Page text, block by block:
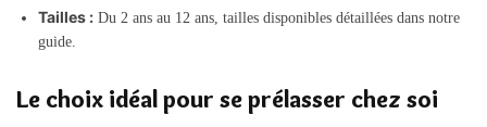
Tailles : Du 2 ans au 12 ans, tailles disponibles détaillées dans notre
guide.
Le choix idéal pour se prélasser chez soi